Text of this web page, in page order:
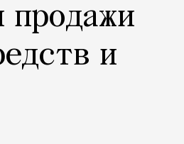
продажи
и